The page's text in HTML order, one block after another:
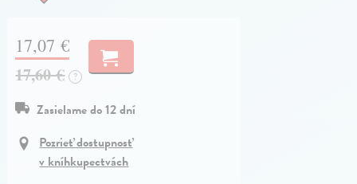
17,07 €
17,60 € ?
Zasielame do 12 dní
Pozrieť dostupnosť
v kníhkupectvách